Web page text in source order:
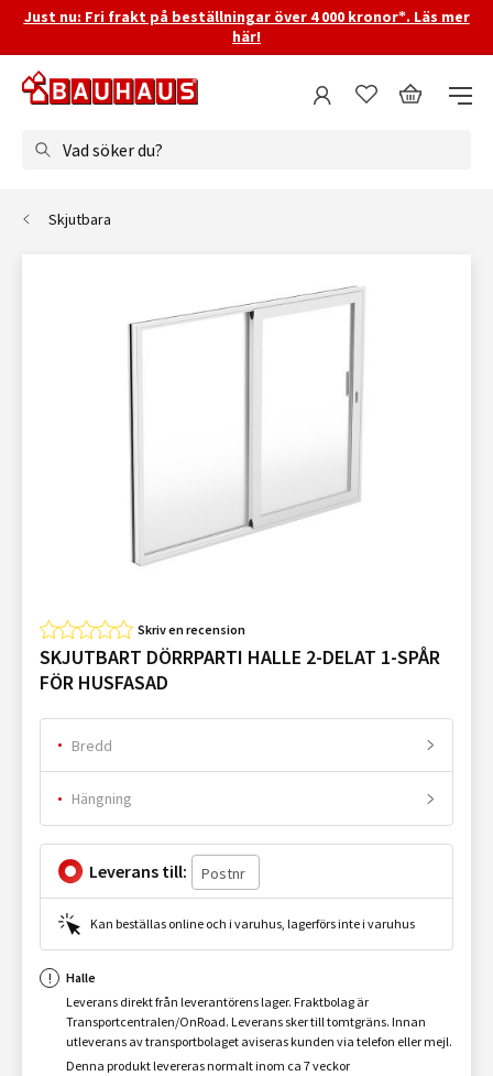
Just nu: Fri frakt på beställningar över 4 000 kronor*. Läs mer
här!
Vad söker du?
Skjutbara
Skriv en recension
SKJUTBART DÖRRPARTI HALLE 2-DELAT 1-SPÅR
FÖR HUSFASAD
Bredd
Hängning
Leverans till:
Kan beställas online och i varuhus, lagerförs inte i varuhus
Halle
Leverans direkt från leverantörens lager. Fraktbolag är
Transportcentralen/OnRoad. Leverans sker till tomtgräns. Innan
utleverans av transportbolaget aviseras kunden via telefon eller mejl.
Denna produkt levereras normalt inom ca 7 veckor